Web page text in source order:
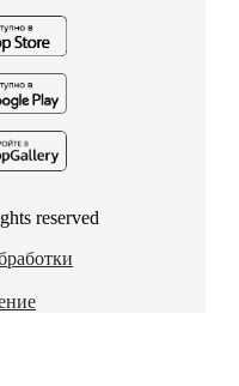
reserved